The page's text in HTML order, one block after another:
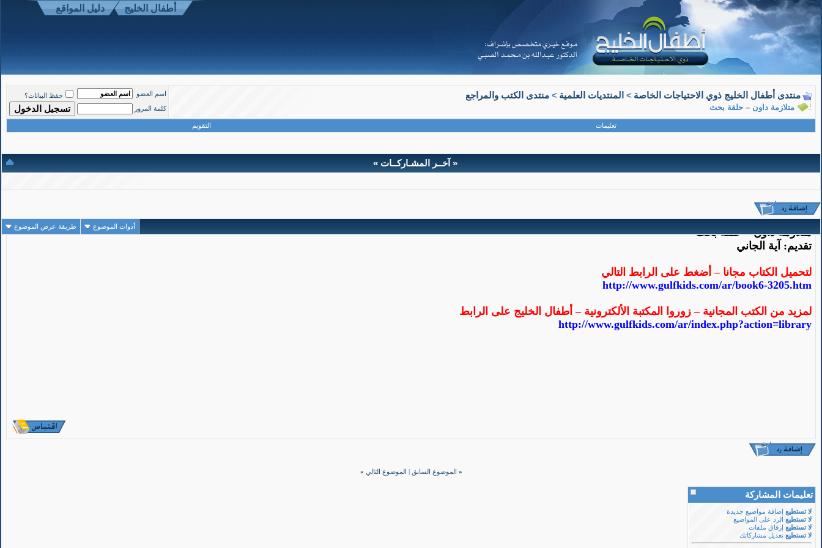
أطفال الخليج دليل المواقع
منتدى أطفال الخليج ذوي الاحتياجات الخاصة > المنتديات العلمية > منتدى الكتب والمراجع
متلازمة داون – حلقة بحث
اسم العضو
حفظ البيانات؟
كلمة المرور
تعليمات التقويم
« آخــر المشـاركــات »
أدوات الموضوع طريقة عرض الموضوع
معلم متقاعد
عضو ذهبي
تاريخ التسجيل: Mar 2008
المشاركات: 1,190
متلازمة داون – حلقة بحث
تقديم: آية الجاني
لتحميل الكتاب مجانا – أضغط على الرابط التالي
http://www.gulfkids.com/ar/book6-3205.htm
لمزيد من الكتب المجانية – زوروا المكتبة الألكترونية – أطفال الخليج على الرابط
http://www.gulfkids.com/ar/index.php?action=library
« الموضوع السابق الموضوع التالي »
تعليمات المشاركة
لا تستطيع إضافة مواضيع جديدة
لا تستطيع الرد على المواضيع
لا تستطيع إرفاق ملفات
لا تستطيع تعديل مشاركاتك